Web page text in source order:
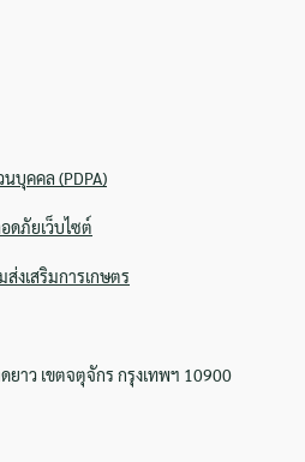
บุคคล (PDPA)
ดภัยเว็บไซต์
งเสริมการเกษตร
าว เขตจตุจักร กรุงเทพฯ 10900